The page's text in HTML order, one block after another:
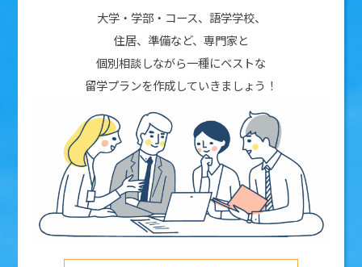
大学・学部・コース、語学学校、
住居、準備など、専門家と
個別相談しながら一種にベストな
留学プランを作成していきましょう！